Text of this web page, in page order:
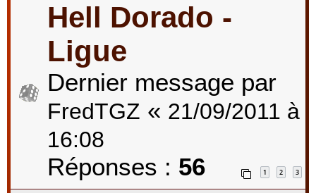
Hell Dorado -
Ligue
Dernier message par
FredTGZ « 21/09/2011 à
16:08
Réponses : 56 1 2 3